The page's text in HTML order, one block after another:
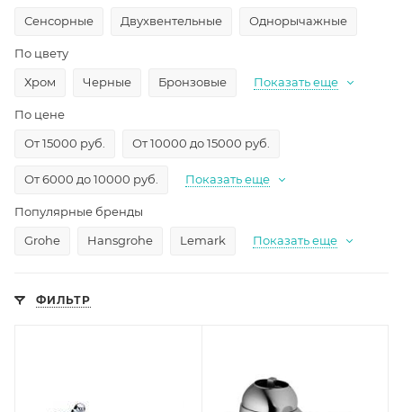
Сенсорные
Двухвентельные Однорычажные
По цвету
Хром
Черные Бронзовые Показать еще
По цене
От 15000 руб.
От 10000 до 15000 руб.
От 6000 до 10000 руб. Показать еще
Популярные бренды
Grohe
Hansgrohe Lemark Показать еще
ФИЛЬТР